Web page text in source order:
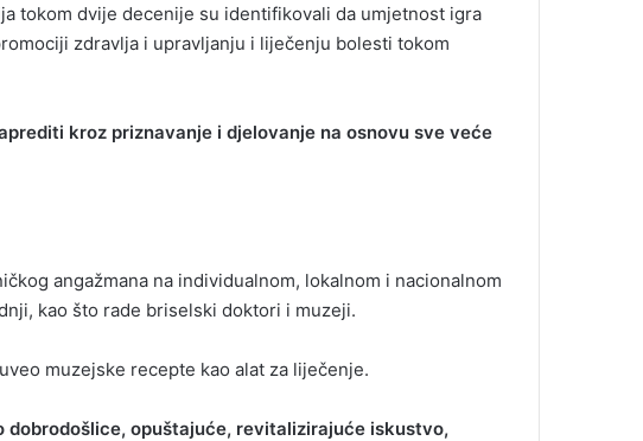
tokom dvije decenije su identifikovali da umjetnost igra
zdravlja i upravljanju i liječenju bolesti tokom
kroz priznavanje i djelovanje na osnovu sve veće
angažmana na individualnom, lokalnom i nacionalnom
kao što rade briselski doktori i muzeji.
muzejske recepte kao alat za liječenje.
dobrodošlice, opuštajuće, revitalizirajuće iskustvo,